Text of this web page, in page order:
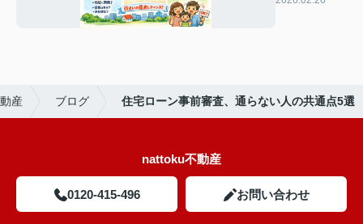
産 ブログ 住宅ローン事前審査、通らない人の共通点5選
nattoku不動産
0120-415-496 お問い合わせ